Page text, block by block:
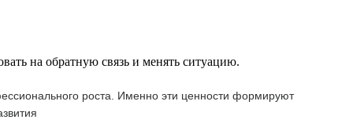
на обратную связь и менять ситуацию.
роста. Именно эти ценности формируют